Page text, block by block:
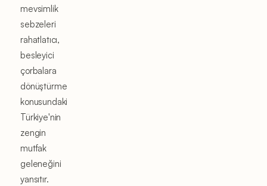
mevsimlik
sebzeleri
rahatlatıcı,
besleyici
çorbalara
dönüştürme
konusundaki
Türkiye'nin
zengin
mutfak
geleneğini
yansıtır.